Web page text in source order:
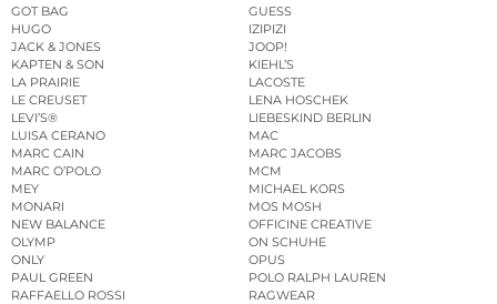
GOT BAG
GUESS
HUGO
IZIPIZI
JACK & JONES
JOOP!
KAPTEN & SON
KIEHL’S
LA PRAIRIE
LACOSTE
LE CREUSET
LENA HOSCHEK
LEVI’S®
LIEBESKIND BERLIN
LUISA CERANO
MAC
MARC CAIN
MARC JACOBS
MARC O’POLO
MCM
MEY
MICHAEL KORS
MONARI
MOS MOSH
NEW BALANCE
OFFICINE CREATIVE
OLYMP
ON SCHUHE
ONLY
OPUS
PAUL GREEN
POLO RALPH LAUREN
RAFFAELLO ROSSI
RAGWEAR